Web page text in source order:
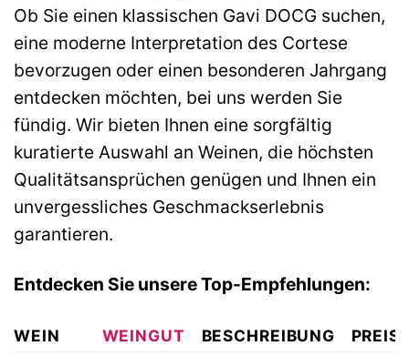
Ob Sie einen klassischen Gavi DOCG suchen,
eine moderne Interpretation des Cortese
bevorzugen oder einen besonderen Jahrgang
entdecken möchten, bei uns werden Sie
fündig. Wir bieten Ihnen eine sorgfältig
kuratierte Auswahl an Weinen, die höchsten
Qualitätsansprüchen genügen und Ihnen ein
unvergessliches Geschmackserlebnis
garantieren.
Entdecken Sie unsere Top-Empfehlungen:
WEIN WEINGUT BESCHREIBUNG PREIS